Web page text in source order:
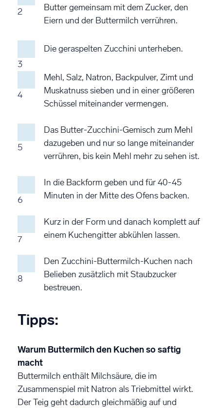
2
Butter gemeinsam mit dem Zucker, den
Eiern und der Buttermilch verrühren.
3
Die geraspelten Zucchini unterheben.
4
Mehl, Salz, Natron, Backpulver, Zimt und
Muskatnuss sieben und in einer größeren
Schüssel miteinander vermengen.
5
Das Butter-Zucchini-Gemisch zum Mehl
dazugeben und nur so lange miteinander
verrühren, bis kein Mehl mehr zu sehen ist.
6
In die Backform geben und für 40-45
Minuten in der Mitte des Ofens backen.
7
Kurz in der Form und danach komplett auf
einem Kuchengitter abkühlen lassen.
8
Den Zucchini-Buttermilch-Kuchen nach
Belieben zusätzlich mit Staubzucker
bestreuen.
Tipps:
Warum Buttermilch den Kuchen so saftig
macht
Buttermilch enthält Milchsäure, die im
Zusammenspiel mit Natron als Triebmittel wirkt.
Der Teig geht dadurch gleichmäßig auf und